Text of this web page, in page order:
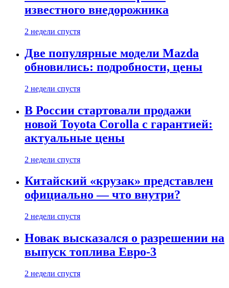
известного внедорожника
2 недели спустя
Две популярные модели Mazda
обновились: подробности, цены
2 недели спустя
В России стартовали продажи
новой Toyota Corolla с гарантией:
актуальные цены
2 недели спустя
Китайский «крузак» представлен
официально — что внутри?
2 недели спустя
Новак высказался о разрешении на
выпуск топлива Евро-3
2 недели спустя